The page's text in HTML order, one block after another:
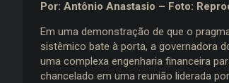
Por: Antônio Anastasio – Foto:
Em uma demonstração de que o
sistêmico bate à porta, a governadora
uma complexa engenharia financeira
chancelado em uma reunião liderada